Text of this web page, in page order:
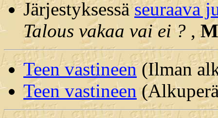
Järjestyksessäseuraava
Talous vakaa vai ei ? ,
Teen vastineen(Ilman
Teen vastineen